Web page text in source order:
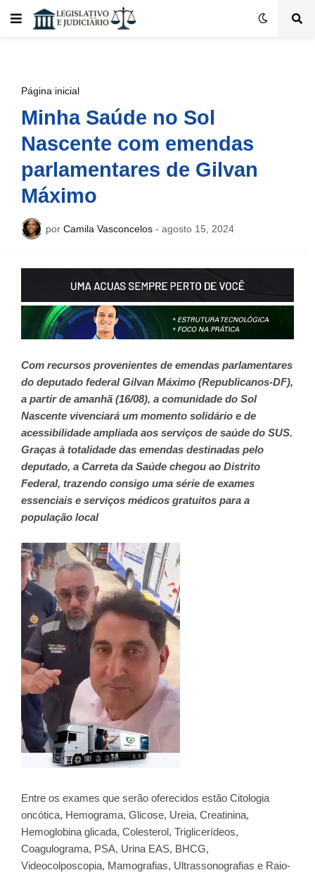
Página inicial
Minha Saúde no Sol
Nascente com emendas
parlamentares de Gilvan
Máximo
por Camila Vasconcelos - agosto 15, 2024
Com recursos provenientes de emendas parlamentares
do deputado federal Gilvan Máximo (Republicanos-DF),
a partir de amanhã (16/08), a comunidade do Sol
Nascente vivenciará um momento solidário e de
acessibilidade ampliada aos serviços de saúde do SUS.
Graças à totalidade das emendas destinadas pelo
deputado, a Carreta da Saúde chegou ao Distrito
Federal, trazendo consigo uma série de exames
essenciais e serviços médicos gratuitos para a
população local
Entre os exames que serão oferecidos estão Citologia
oncótica, Hemograma, Glicose, Ureia, Creatinina,
Hemoglobina glicada, Colesterol, Triglicerídeos,
Coagulograma, PSA, Urina EAS, BHCG,
Videocolposcopia, Mamografias, Ultrassonografias e Raio-